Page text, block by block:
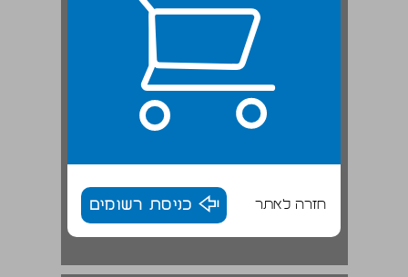
חזרה לאתר כניסת רשומים
נושא המחקר, הטענה ושאלת המחקר ... 27